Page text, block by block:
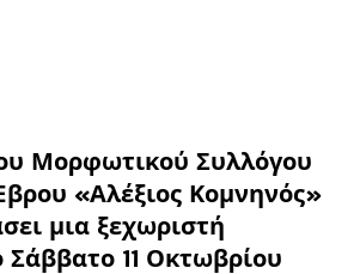
Μορφωτικού Συλλόγου
«Αλέξιος Κομνηνός»
μια ξεχωριστή
Σάββατο 11 Οκτωβρίου